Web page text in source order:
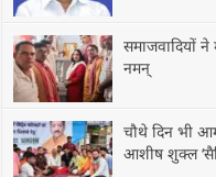
समाजवादियों ने
नमन्
चौथे दिन भी
आशीष शुक्ल